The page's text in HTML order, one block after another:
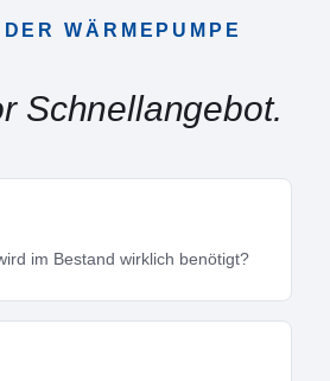
WÄRMEPUMPE
Schnellangebot.
im Bestand wirklich benötigt?